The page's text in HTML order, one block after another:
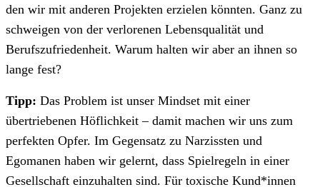
den wir mit anderen Projekten erzielen könnten. Ganz zu
schweigen von der verlorenen Lebensqualität und
Berufszufriedenheit. Warum halten wir aber an ihnen so
lange fest?
Tipp: Das Problem ist unser Mindset mit einer
übertriebenen Höflichkeit – damit machen wir uns zum
perfekten Opfer. Im Gegensatz zu Narzissten und
Egomanen haben wir gelernt, dass Spielregeln in einer
Gesellschaft einzuhalten sind. Für toxische Kund*innen